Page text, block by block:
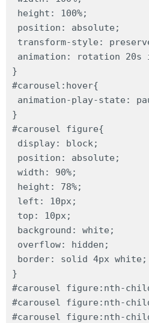
height: 100%;
position: absolute;
transform-style:
animation: rotation
}
#carousel:hover{
animation-play-state:
}
#carousel figure{
display: block;
position: absolute;
width: 90%;
height: 78%;
left: 10px;
top: 10px;
background: white;
overflow: hidden;
border: solid 4px white;
}
#carousel figure:nth-
#carousel figure:nth-
#carousel figure:nth-